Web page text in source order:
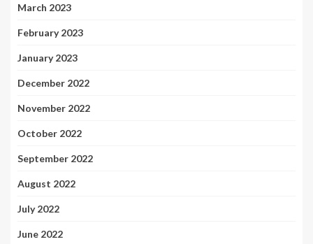
March 2023
February 2023
January 2023
December 2022
November 2022
October 2022
September 2022
August 2022
July 2022
June 2022